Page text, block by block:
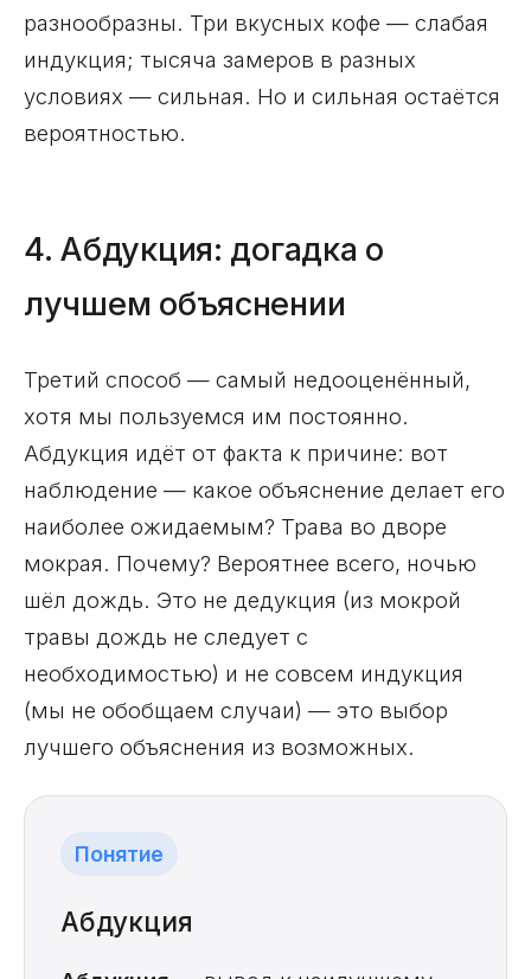
разнообразны. Три вкусных кофе — слабая
индукция; тысяча замеров в разных
условиях — сильная. Но и сильная остаётся
вероятностью.
4. Абдукция: догадка о
лучшем объяснении
Третий способ — самый недооценённый,
хотя мы пользуемся им постоянно.
Абдукция идёт от факта к причине: вот
наблюдение — какое объяснение делает его
наиболее ожидаемым? Трава во дворе
мокрая. Почему? Вероятнее всего, ночью
шёл дождь. Это не дедукция (из мокрой
травы дождь не следует с
необходимостью) и не совсем индукция
(мы не обобщаем случаи) — это выбор
лучшего объяснения из возможных.
Понятие
Абдукция